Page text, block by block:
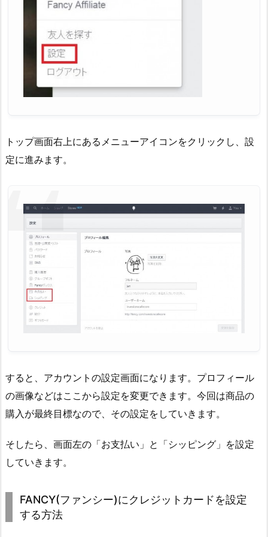
トップ画面右上にあるメニューアイコンをクリックし、設
定に進みます。
すると、アカウントの設定画面になります。プロフィール
の画像などはここから設定を変更できます。今回は商品の
購入が最終目標なので、その設定をしていきます。
そしたら、画面左の「お支払い」と「シッピング」を設定
していきます。
FANCY(ファンシー)にクレジットカードを設定
する方法